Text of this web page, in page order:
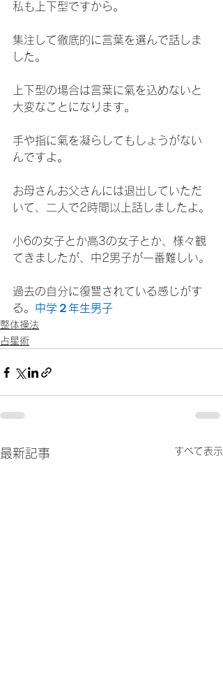
私も上下型ですから。
集注して徹底的に言葉を選んで話しま
した。
上下型の場合は言葉に氣を込めないと
大変なことになります。
手や指に氣を凝らしてもしょうがない
んですよ。
お母さんお父さんには退出していただ
いて、二人で2時間以上話しましたよ。
小6の女子とか高3の女子とか、様々観
てきましたが、中2男子が一番難しい。
過去の自分に復讐されている感じがす
る。 中学２年生男子
整体操法
占星術
最新記事 すべて表示